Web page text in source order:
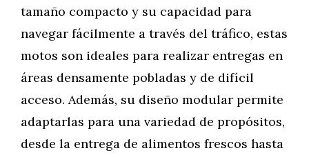
tamaño compacto y su capacidad para
navegar fácilmente a través del tráfico, estas
motos son ideales para realizar entregas en
áreas densamente pobladas y de difícil
acceso. Además, su diseño modular permite
adaptarlas para una variedad de propósitos,
desde la entrega de alimentos frescos hasta